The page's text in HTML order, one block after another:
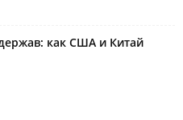
как США и Китай